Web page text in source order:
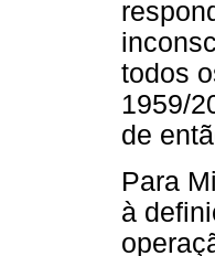
todos
1959/
de
Para
à